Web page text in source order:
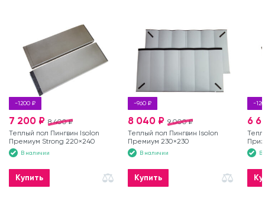
-1200 ₽
8 400 ₽
7 200 ₽
Теплый пол Пингвин Isolon
Премиум Strong 220×240
В наличии
Купить
-960 ₽
9 000 ₽
8 040 ₽
Теплый пол Пингвин Isolon
Премиум 230×230
В наличии
Купить
-
6
В